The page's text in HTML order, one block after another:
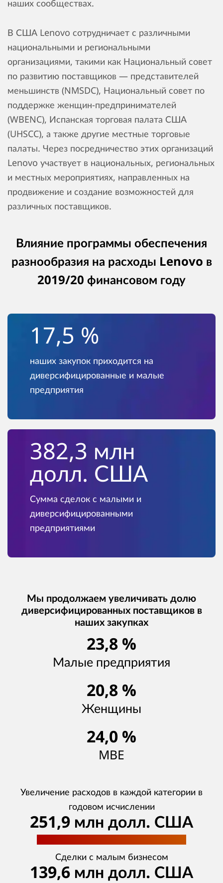
наших сообществах.
В США Lenovo сотрудничает с различными
национальными и региональными
организациями, такими как Национальный совет
по развитию поставщиков — представителей
меньшинств (NMSDC), Национальный совет по
поддержке женщин-предпринимателей
(WBENC), Испанская торговая палата США
(UHSCC), а также другие местные торговые
палаты. Через посредничество этих организаций
Lenovo участвует в национальных, региональных
и местных мероприятиях, направленных на
продвижение и создание возможностей для
различных поставщиков.
Влияние программы обеспечения
разнообразия на расходы Lenovo в
2019/20 финансовом году
17,5 %
наших закупок приходится на
диверсифицированные и малые
предприятия
382,3 млн
долл. США
Сумма сделок с малыми и
диверсифицированными
предприятиями
Мы продолжаем увеличивать долю
диверсифицированных поставщиков в
наших закупках
23,8 %
Малые предприятия
20,8 %
Женщины
24,0 %
MBE
Увеличение расходов в каждой категории в
годовом исчислении
251,9 млн долл. США
Сделки с малым бизнесом
139,6 млн долл. США